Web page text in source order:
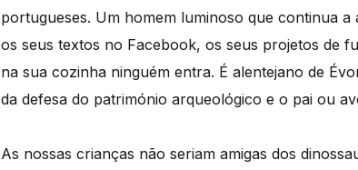
portugueses. Um homem luminoso que continua
os seus textos no Facebook, os seus projetos de
na sua cozinha ninguém entra. É alentejano de
da defesa do património arqueológico e o pai ou
As nossas crianças não seriam amigas dos